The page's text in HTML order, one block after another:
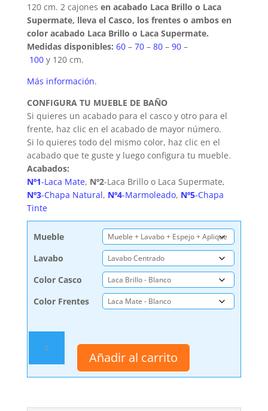
120 cm. 2 cajones en acabado Laca Brillo o Laca
Supermate, lleva el Casco, los frentes o ambos en
color acabado Laca Brillo o Laca Supermate.
Medidas disponibles: 60– 70– 80– 90–
100y 120 cm.
Más información.
CONFIGURA TU MUEBLE DE BAÑO
Si quieres un acabado para el casco y otro para el
frente, haz clic en el acabado de mayor número.
Si lo quieres todo del mismo color, haz clic en el
acabado que te guste y luego configura tu mueble.
Acabados:
Nº1-Laca Mate, Nº2-Laca Brillo o Laca Supermate,
Nº3-Chapa Natural, Nº4-Marmoleado, Nº5-Chapa
Tinte
Mueble
Lavabo
Color Casco
Color Frentes
Baño
Zeus
Añadir al carrito